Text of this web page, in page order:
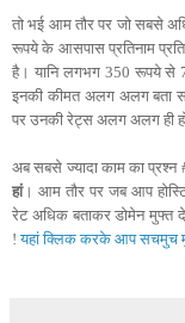
तो भई आम तौर पर जो सबसे
रूपये के आसपास प्रतिनाम
है। यानि लगभग 350 रूपये से
इनकी कीमत अलग अलग बता
पर उनकी रेट्स अलग अलग ही
अब सबसे ज्यादा काम का प्रश्न
हां। आम तौर पर जब आप
रेट अधिक बताकर डोमेन मुफ्त
!यहां क्लिक करके आप सचमुच